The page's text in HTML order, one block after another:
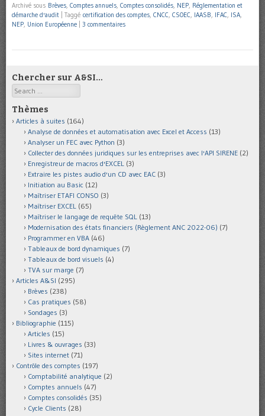
Archivé sous Brèves, Comptes annuels, Comptes consolidés, NEP, Réglementation et
démarche d'audit
Taggé certification des comptes, CNCC, CSOEC, IAASB, IFAC, ISA,
NEP, Union Européenne 3 commentaires
Chercher sur A&SI…
Search
Thèmes
Articles à suites (164)
Analyse de données et automatisation avec Excel et Access (13)
Analyser un FEC avec Python (3)
Collecter des données juridiques sur les entreprises avec l'API SIRENE (2)
Enregistreur de macros d'EXCEL (3)
Extraire les pistes audio d'un CD avec EAC (3)
Initiation au Basic (12)
Maîtriser ETAFI CONSO (3)
Maîtriser EXCEL (65)
Maîtriser le langage de requête SQL (13)
Modernisation des états financiers (Règlement ANC 2022-06) (7)
Programmer en VBA (46)
Tableaux de bord dynamiques (7)
Tableaux de bord visuels (4)
TVA sur marge (7)
Articles A&SI (295)
Brèves (238)
Cas pratiques (58)
Sondages (3)
Bibliographie (115)
Articles (15)
Livres & ouvrages (33)
Sites internet (71)
Contrôle des comptes (197)
Comptabilité analytique (2)
Comptes annuels (47)
Comptes consolidés (35)
Cycle Clients (28)